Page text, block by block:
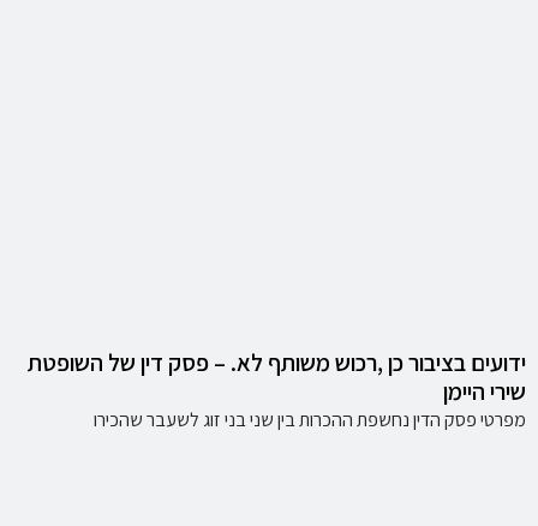
ידועים בציבור כן ,רכוש משותף לא. – פסק דין של השופטת
שירי היימן
מפרטי פסק הדין נחשפת ההכרות בין שני בני זוג לשעבר שהכירו